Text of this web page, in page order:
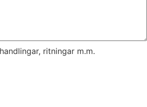
ritningar m.m.